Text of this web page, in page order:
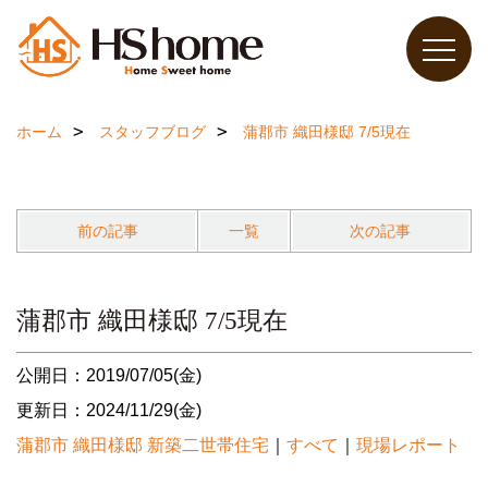
ホーム スタッフブログ 蒲郡市 織田様邸 7/5現在
前の記事 一覧 次の記事
蒲郡市 織田様邸 7/5現在
公開日：2019/07/05(金)
更新日：2024/11/29(金)
蒲郡市 織田様邸 新築二世帯住宅
すべて 現場レポート